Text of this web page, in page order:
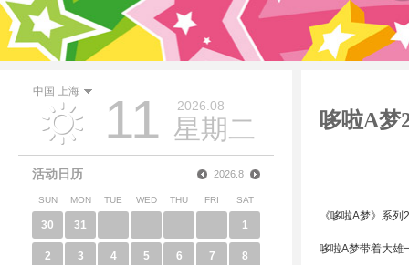
中国 上海 11 2026.08
星期二
2026.8
活动日历
SUN MON TUE WED THU FRI SAT
30 31 1
2 3 4 5 6 7 8
哆啦A梦
《哆啦A梦》系
哆啦A梦带着大雄